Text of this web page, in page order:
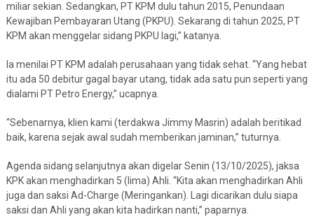
miliar sekian. Sedangkan, PT KPM dulu tahun 2015, Penundaan
Kewajiban Pembayaran Utang (PKPU). Sekarang di tahun 2025, PT
KPM akan menggelar sidang PKPU lagi,” katanya.
Ia menilai PT KPM adalah perusahaan yang tidak sehat. “Yang hebat
itu ada 50 debitur gagal bayar utang, tidak ada satu pun seperti yang
dialami PT Petro Energy,” ucapnya.
“Sebenarnya, klien kami (terdakwa Jimmy Masrin) adalah beritikad
baik, karena sejak awal sudah memberikan jaminan,” tuturnya.
Agenda sidang selanjutnya akan digelar Senin (13/10/2025), jaksa
KPK akan menghadirkan 5 (lima) Ahli. “Kita akan menghadirkan Ahli
juga dan saksi Ad-Charge (Meringankan). Lagi dicarikan dulu siapa
saksi dan Ahli yang akan kita hadirkan nanti,” paparnya.